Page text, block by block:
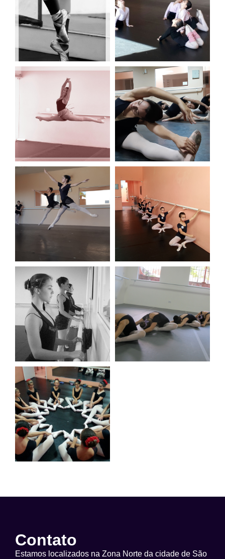
Contato
Estamos localizados na Zona Norte da cidade de São